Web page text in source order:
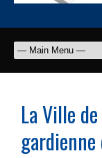
La Ville